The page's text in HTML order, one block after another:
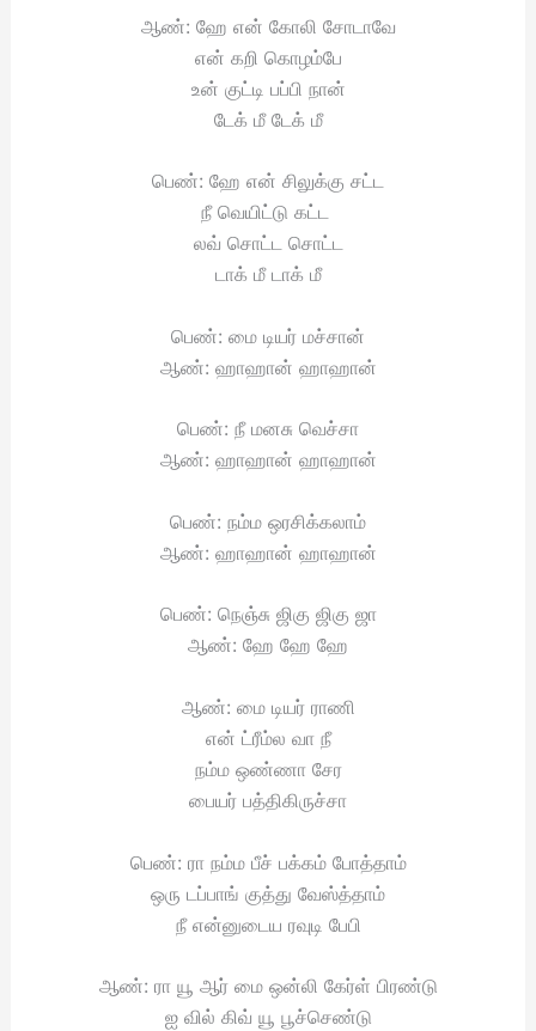
ஆண்: ஹே என் கோலி சோடாவே
என் கறி கொழம்பே
உன் குட்டி பப்பி நான்
டேக் மீ டேக் மீ
பெண்: ஹே என் சிலுக்கு சட்ட
நீ வெயிட்டு கட்ட
லவ் சொட்ட சொட்ட
டாக் மீ டாக் மீ
பெண்: மை டியர் மச்சான்
ஆண்: ஹாஹான் ஹாஹான்
பெண்: நீ மனசு வெச்சா
ஆண்: ஹாஹான் ஹாஹான்
பெண்: நம்ம ஒரசிக்கலாம்
ஆண்: ஹாஹான் ஹாஹான்
பெண்: நெஞ்சு ஜிகு ஜிகு ஜா
ஆண்: ஹே ஹே ஹே
ஆண்: மை டியர் ராணி
என் ட்ரீம்ல வா நீ
நம்ம ஒண்ணா சேர
பையர் பத்திகிருச்சா
பெண்: ரா நம்ம பீச் பக்கம் போத்தாம்
ஒரு டப்பாங் குத்து வேஸ்த்தாம்
நீ என்னுடைய ரவுடி பேபி
ஆண்: ரா யூ ஆர் மை ஒன்லி கேர்ள் பிரண்டு
ஐ வில் கிவ் யூ பூச்செண்டு